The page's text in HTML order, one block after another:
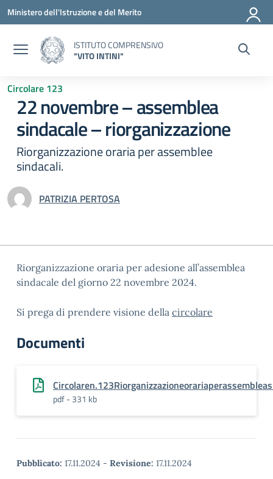
Vai ai contenuti
Vai al menu di navigazione
Vai al footer
Ministero dell'Istruzione e del Merito
ISTITUTO COMPRENSIVO
"VITO INTINI"
Circolare 123
22 novembre – assemblea
sindacale – riorganizzazione
Riorganizzazione oraria per assemblee
sindacali.
PATRIZIA PERTOSA
Riorganizzazione oraria per adesione all’assemblea
sindacale del giorno 22 novembre 2024.
Si prega di prendere visione della circolare
Documenti
pdf - 331 kb
Pubblicato: 17.11.2024 - Revisione: 17.11.2024